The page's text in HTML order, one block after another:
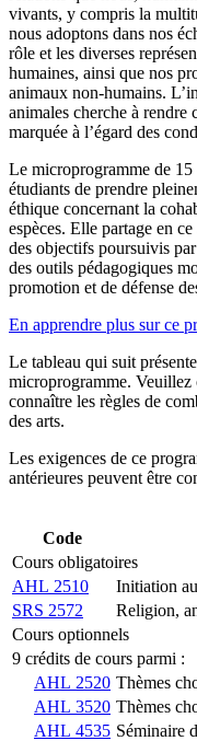
vivants, y compris la
nous adoptons dans nos
rôle et les diverses
humaines, ainsi que nos
animaux non-humains.
animales cherche à rendre
marquée à l’égard des
Le microprogramme de 15
étudiants de prendre
éthique concernant la
espèces. Elle partage en
des objectifs poursuivis
des outils pédagogiques
promotion et de défense
En apprendre plus sur ce
Le tableau qui suit
microprogramme. Veuillez
connaître les règles de
des arts.
Les exigences de ce
antérieures peuvent être
Code
Cours obligatoires
AHL 2510
Initiation
SRS 2572
Religion,
Cours optionnels
9 crédits de cours parmi :
AHL 2520 Thèmes
AHL 3520 Thèmes
AHL 4535 Séminaire